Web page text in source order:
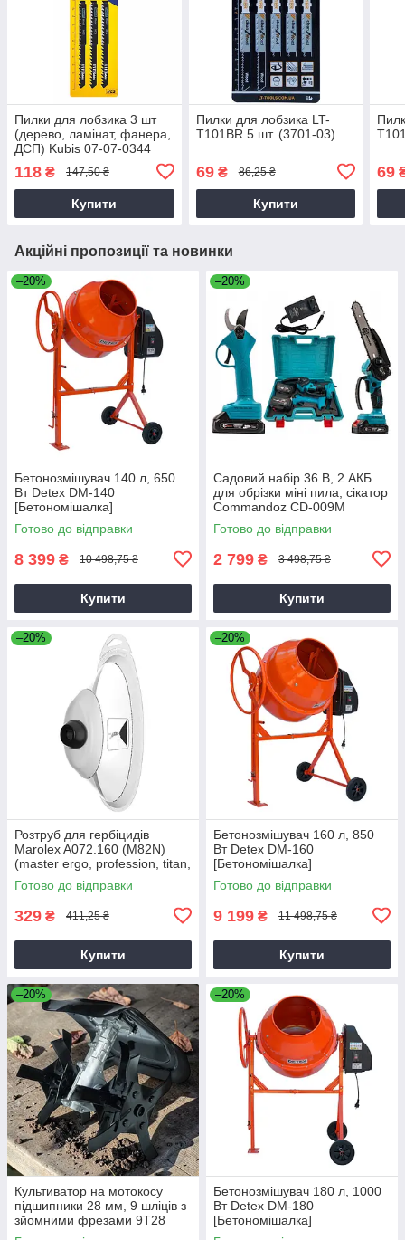
Пилки для лобзика 3 шт
(дерево, ламінат, фанера,
ДСП) Kubis 07-07-0344
118 ₴ 147,50 ₴
Купити
Пилки для лобзика LT-
T101BR 5 шт. (3701-03)
69₴ 86,25 ₴
Купити
69
Акційні пропозиції та новинки
–20%
Бетонозмішувач 140 л, 650
Вт Detex DM-140
[Бетономішалка]
Готово до відправки
8 399 ₴ 10 498,75 ₴
Купити
–20%
Садовий набір 36 В, 2 АКБ
для обрізки міні пила, сікатор
Commandoz CD-009M
Готово до відправки
2 799 ₴ 3 498,75 ₴
Купити
–20%
Розтруб для гербіцидів
Marolex A072.160 (M82N)
(master ergo, profession, titan,
x-line)
Готово до відправки
329 ₴ 411,25 ₴
Купити
–20%
Бетонозмішувач 160 л, 850
Вт Detex DM-160
[Бетономішалка]
Готово до відправки
9 199 ₴ 11 498,75 ₴
Купити
–20%
Культиватор на мотокосу
підшипники 28 мм, 9 шліців з
зйомними фрезами 9T28
–20%
Бетонозмішувач 180 л, 1000
Вт Detex DM-180
[Бетономішалка]